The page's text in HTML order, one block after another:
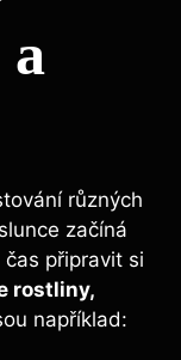
různých
začíná
připravit si
rostliny,
například: